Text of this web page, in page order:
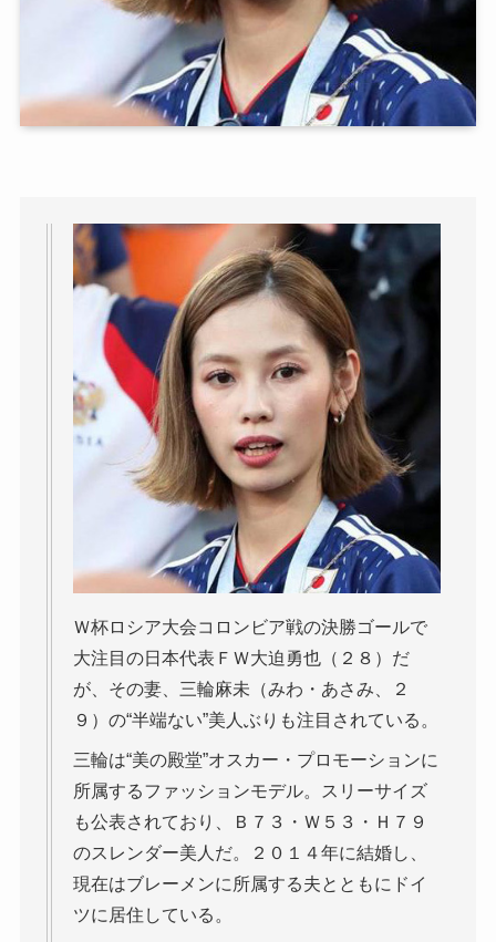
Ｗ杯ロシア大会コロンビア戦の決勝ゴールで
大注目の日本代表ＦＷ大迫勇也（２８）だ
が、その妻、三輪麻未（みわ・あさみ、２
９）の“半端ない”美人ぶりも注目されている。
三輪は“美の殿堂”オスカー・プロモーションに
所属するファッションモデル。スリーサイズ
も公表されており、Ｂ７３・Ｗ５３・Ｈ７９
のスレンダー美人だ。２０１４年に結婚し、
現在はブレーメンに所属する夫とともにドイ
ツに居住している。